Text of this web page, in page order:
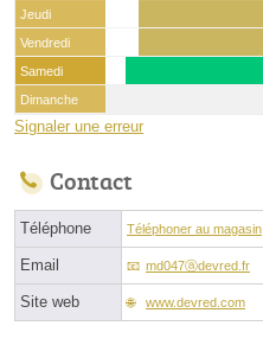
Jeudi
Vendredi
Samedi
Dimanche
Signaler une erreur
Contact
Téléphone Téléphoner au magasin
Email md047ⓐdevred.fr
Site web www.devred.com